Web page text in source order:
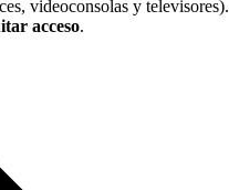
videoconsolas y televisores).
acceso.